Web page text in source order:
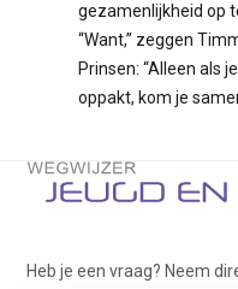
gezamenlijkheid op
“Want,” zeggen
Prinsen: “Alleen als
oppakt, kom je
Terug naar de startpagina
Heb je een vraag? Neem